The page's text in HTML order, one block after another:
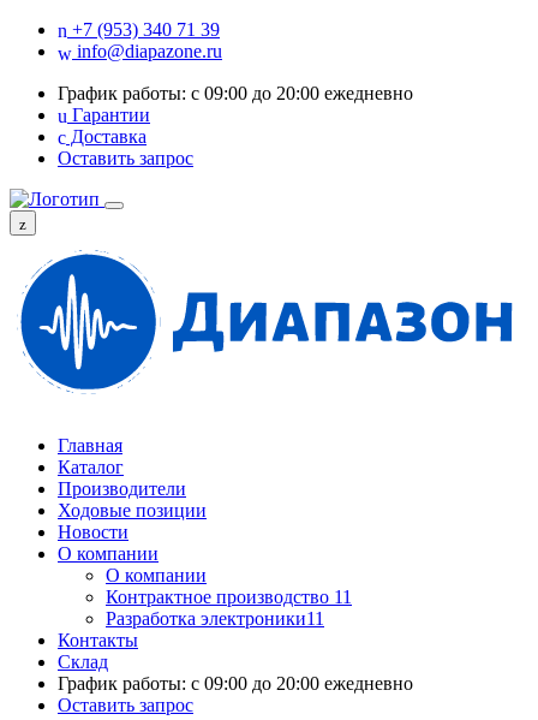
+7 (953) 340 71 39
info@diapazone.ru
График работы: с 09:00 до 20:00 ежедневно
Гарантии
Доставка
Оставить запрос
Главная
Каталог
Производители
Ходовые позиции
Новости
О компании
О компании
Контрактное производство 11
Разработка электроники11
Контакты
Склад
График работы: с 09:00 до 20:00 ежедневно
Оставить запрос